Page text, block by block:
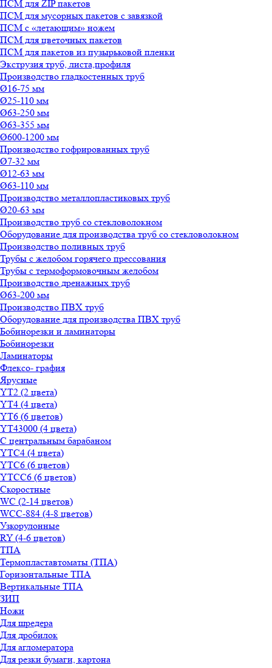
ПСМ для ZIP пакетов
ПСМ для мусорных пакетов с завязкой
ПСМ с «летающим» ножем
ПСМ для цветочных пакетов
ПСМ для пакетов из пузырьковой пленки
Экструзия труб, листа,профиля
Производство гладкостенных труб
Ø16-75 мм
Ø25-110 мм
Ø63-250 мм
Ø63-355 мм
Ø600-1200 мм
Производство гофрированных труб
Ø7-32 мм
Ø12-63 мм
Ø63-110 мм
Производство металлопластиковых труб
Ø20-63 мм
Производство труб со стекловолокном
Оборудование для производства труб со стекловолокном
Производство поливных труб
Трубы с желобом горячего прессования
Трубы с термоформовочным желобом
Производство дренажных труб
Ø63-200 мм
Производство ПВХ труб
Оборудование для производства ПВХ труб
Бобинорезки и ламинаторы
Бобинорезки
Ламинаторы
Флексо- графия
Ярусные
YT2 (2 цвета)
YT4 (4 цвета)
YT6 (6 цветов)
YT43000 (4 цвета)
С центральным барабаном
YТС4 (4 цвета)
YТС6 (6 цветов)
YТСC6 (6 цветов)
Скоростные
WС (2-14 цветов)
WСС-884 (4-8 цветов)
Узкорулонные
RY (4-6 цветов)
ТПА
Термопластавтоматы (ТПА)
Горизонтальные ТПА
Вертикальные ТПА
ЗИП
Ножи
Для шредера
Для дробилок
Для агломератора
Для резки бумаги, картона